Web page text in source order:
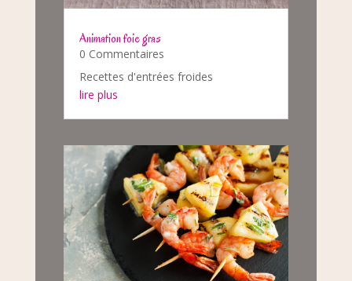
Animation foie gras
0 Commentaires
Recettes d'entrées froides
lire plus